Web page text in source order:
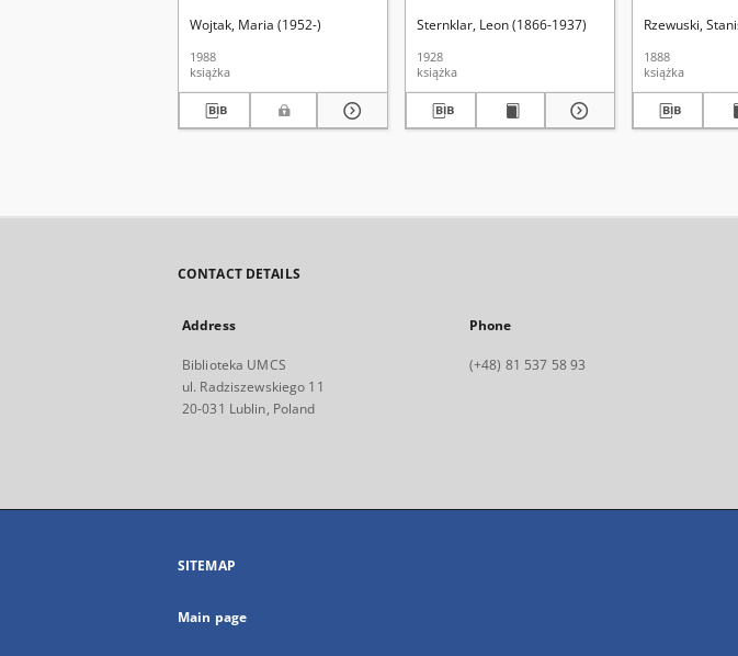
Wojtak, Maria (1952-)
1988
książka
Sternklar, Leon (1866-1937)
1928
książka
Rzewuski,
1888
książka
CONTACT DETAILS
Address
Biblioteka UMCS
ul. Radziszewskiego 11
20-031 Lublin, Poland
Phone
(+48) 81 537 58 93
SITEMAP
Main page